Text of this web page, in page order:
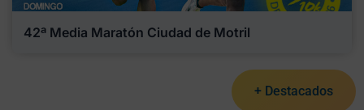
42ª Media Maratón Ciudad de Motril
+ Destacados